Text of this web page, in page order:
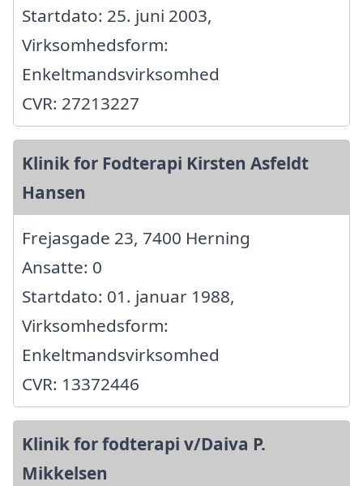
Startdato: 25. juni 2003,
Virksomhedsform:
Enkeltmandsvirksomhed
CVR: 27213227
Klinik for Fodterapi Kirsten Asfeldt
Hansen
Frejasgade 23, 7400 Herning
Ansatte: 0
Startdato: 01. januar 1988,
Virksomhedsform:
Enkeltmandsvirksomhed
CVR: 13372446
Klinik for fodterapi v/Daiva P.
Mikkelsen